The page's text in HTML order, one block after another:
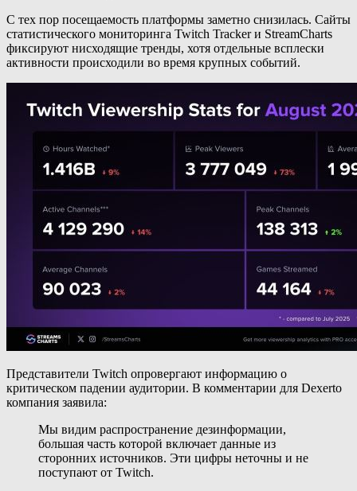
С тех пор посещаемость платформы заметно снизилась. Сайты
статистического мониторинга Twitch Tracker и StreamCharts
фиксируют нисходящие тренды, хотя отдельные всплески
активности происходили во время крупных событий.
Представители Twitch опровергают информацию о
критическом падении аудитории. В комментарии для Dexerto
компания заявила:
Мы видим распространение дезинформации,
большая часть которой включает данные из
сторонних источников. Эти цифры неточны и не
поступают от Twitch.